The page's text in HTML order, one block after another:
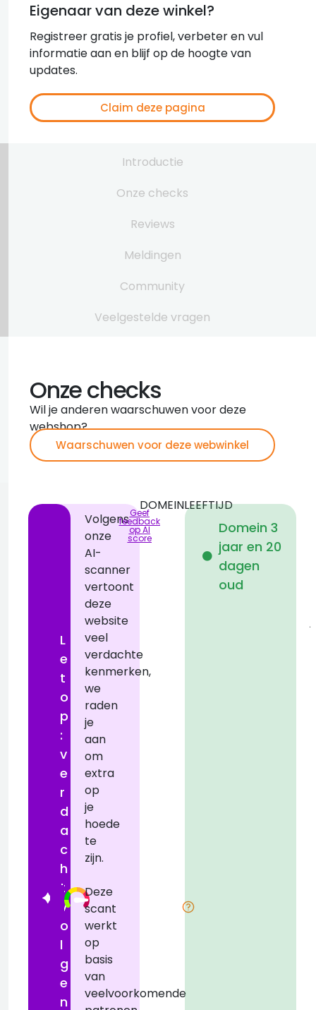
Eigenaar van deze winkel?
Registreer gratis je profiel, verbeter en vul
informatie aan en blijf op de hoogte van
updates.
Claim deze pagina
Introductie
Onze checks
Reviews
Meldingen
Community
Veelgestelde vragen
Onze checks
Wil je anderen waarschuwen voor deze
webshop?
Waarschuwen voor deze webwinkel
L
e
t
o
p
:
v
e
r
d
a
c
h
t
v
o
l
g
e
n
Volgens
onze
AI-
scanner
vertoont
deze
website
veel
verdachte
kenmerken,
we
raden
je
aan
om
extra
op
je
hoede
te
zijn.
Deze
scant
werkt
op
basis
van
veelvoorkomende
Geef
feedback
op AI
score
DOMEINLEEFTIJD
Domein 3
jaar en 20
dagen
oud